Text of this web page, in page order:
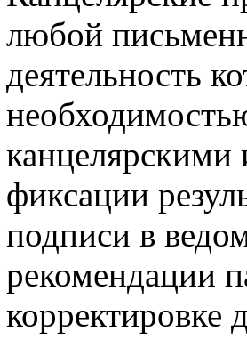
любой
деятельность
канцелярскими
фиксации
подписи в
рекомендации
корректировке